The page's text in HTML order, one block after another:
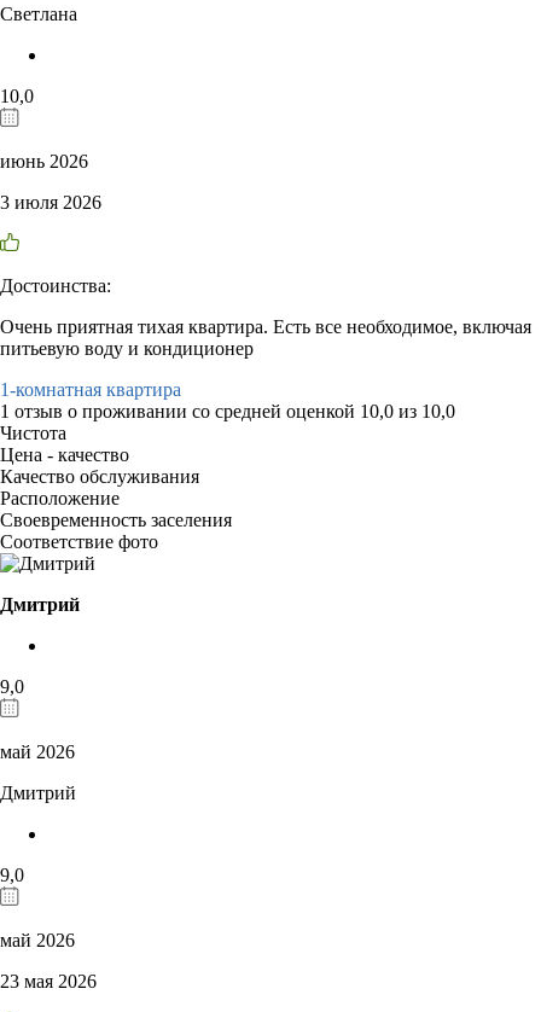
Светлана
10,0
июнь 2026
3 июля 2026
Достоинства:
Очень приятная тихая квартира. Есть все необходимое, включая
питьевую воду и кондиционер
1-комнатная квартира
1 отзыв о проживании со средней оценкой 10,0 из 10,0
Чистота
Цена - качество
Качество обслуживания
Расположение
Своевременность заселения
Соответствие фото
Дмитрий
9,0
май 2026
Дмитрий
9,0
май 2026
23 мая 2026